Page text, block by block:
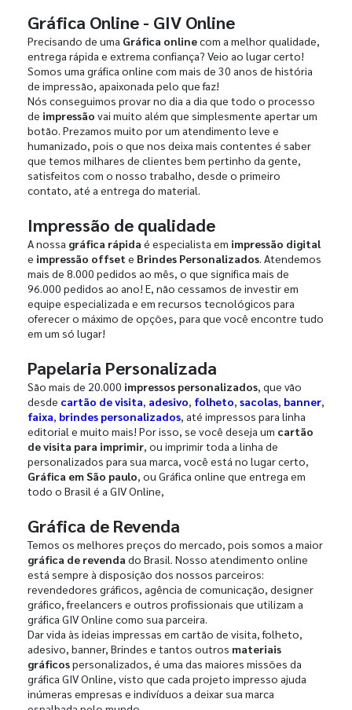
Gráfica Online - GIV Online
Precisando de uma Gráfica onlinecom a melhor qualidade,
entrega rápida e extrema confiança? Veio ao lugar certo!
Somos uma gráfica online com mais de 30 anos de história
de impressão, apaixonada pelo que faz!
Nós conseguimos provar no dia a dia que todo o processo
de impressão vai muito além que simplesmente apertar um
botão. Prezamos muito por um atendimento leve e
humanizado, pois o que nos deixa mais contentes é saber
que temos milhares de clientes bem pertinho da gente,
satisfeitos com o nosso trabalho, desde o primeiro
contato, até a entrega do material.
Impressão de qualidade
A nossa gráfica rápida é especialista em impressão digital
e impressão offset e Brindes Personalizados. Atendemos
mais de 8.000 pedidos ao mês, o que significa mais de
96.000 pedidos ao ano! E, não cessamos de investir em
equipe especializada e em recursos tecnológicos para
oferecer o máximo de opções, para que você encontre tudo
em um só lugar!
Papelaria Personalizada
São mais de 20.000 impressos personalizados, que vão
desde cartão de visita, adesivo, folheto, sacolas, banner,
faixa, brindes personalizados, até impressos para linha
editorial e muito mais! Por isso, se você deseja um cartão
de visita para imprimir, ou imprimir toda a linha de
personalizados para sua marca, você está no lugar certo,
Gráfica em São paulo, ou Gráfica online que entrega em
todo o Brasil é a GIV Online,
Gráfica de Revenda
Temos os melhores preços do mercado, pois somos a maior
gráfica de revenda do Brasil. Nosso atendimento online
está sempre à disposição dos nossos parceiros:
revendedores gráficos, agência de comunicação, designer
gráfico, freelancers e outros profissionais que utilizam a
gráfica GIV Online como sua parceira.
Dar vida às ideias impressas em cartão de visita, folheto,
adesivo, banner, Brindes e tantos outros materiais
gráficospersonalizados, é uma das maiores missões da
gráfica GIV Online, visto que cada projeto impresso ajuda
inúmeras empresas e indivíduos a deixar sua marca